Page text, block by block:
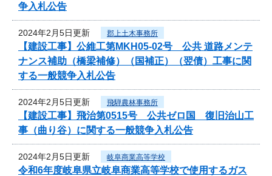
争入札公告
2024年2月5日更新 郡上土木事務所
【建設工事】公維工第MKH05-02号 公共 道路メンテ
ナンス補助（橋梁補修）（国補正）（翌債）工事に関
する一般競争入札公告
2024年2月5日更新 飛騨農林事務所
【建設工事】飛治第0515号 公共ゼロ国 復旧治山工
事（曲り谷）に関する一般競争入札公告
2024年2月5日更新 岐阜商業高等学校
令和6年度岐阜県立岐阜商業高等学校で使用するガス